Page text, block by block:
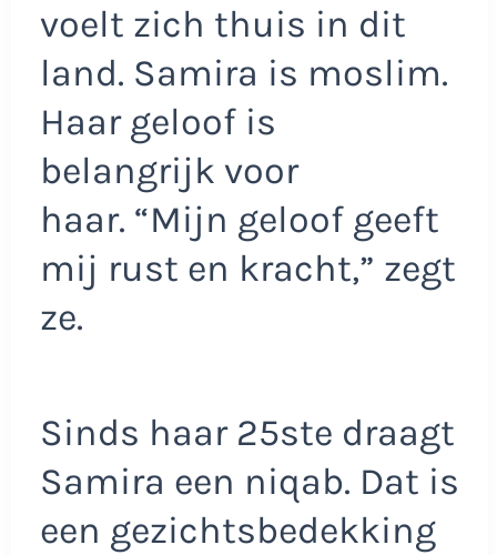
voelt zich thuis in dit
land. Samira is moslim.
Haar geloof is
belangrijk voor
haar. “Mijn geloof geeft
mij rust en kracht,” zegt
ze.
Sinds haar 25ste draagt
Samira een niqab. Dat is
een gezichtsbedekking